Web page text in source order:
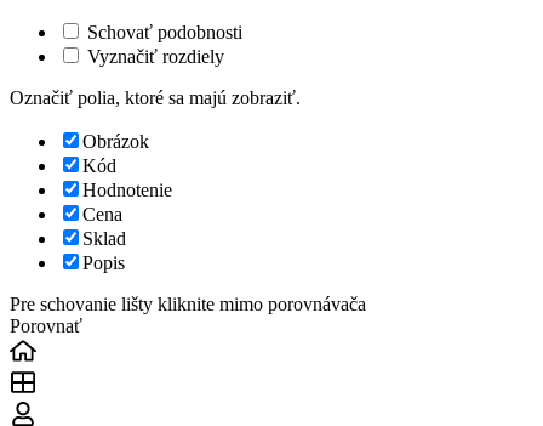
Schovať podobnosti
Vyznačiť rozdiely
Označiť polia, ktoré sa majú zobraziť.
Obrázok
Kód
Hodnotenie
Cena
Sklad
Popis
Pre schovanie lišty kliknite mimo porovnávača
Porovnať